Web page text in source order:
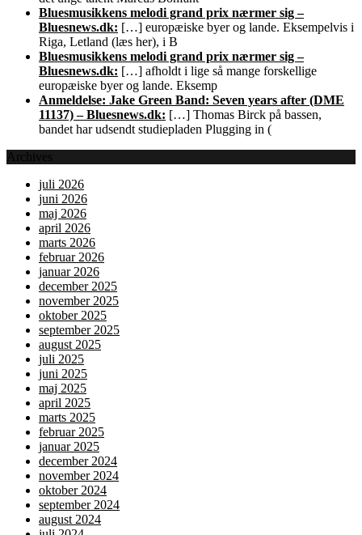
Bluesmusikkens melodi grand prix nærmer sig –
Bluesnews.dk: […] europæiske byer og lande. Eksempelvis i
Riga, Letland (læs her), i B
Bluesmusikkens melodi grand prix nærmer sig –
Bluesnews.dk: […] afholdt i lige så mange forskellige
europæiske byer og lande. Eksemp
Anmeldelse: Jake Green Band: Seven years after (DME
11137) – Bluesnews.dk: […] Thomas Birck på bassen,
bandet har udsendt studiepladen Plugging in (
Archives
juli 2026
juni 2026
maj 2026
april 2026
marts 2026
februar 2026
januar 2026
december 2025
november 2025
oktober 2025
september 2025
august 2025
juli 2025
juni 2025
maj 2025
april 2025
marts 2025
februar 2025
januar 2025
december 2024
november 2024
oktober 2024
september 2024
august 2024